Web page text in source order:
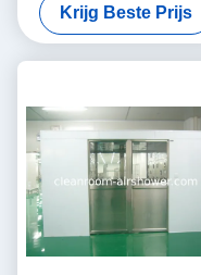
Ladingslucht met 4 Blad
Autoschuifdeuren
Krijg Beste Prijs